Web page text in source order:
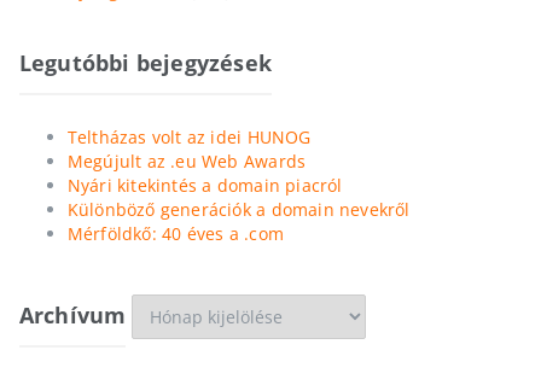
Legutóbbi bejegyzések
Teltházas volt az idei HUNOG
Megújult az .eu Web Awards
Nyári kitekintés a domain piacról
Különböző generációk a domain nevekről
Mérföldkő: 40 éves a .com
Archívum